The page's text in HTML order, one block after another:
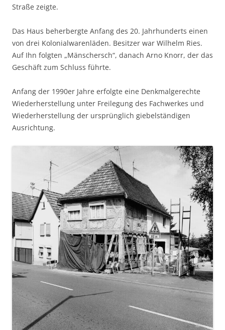
Straße zeigte.
Das Haus beherbergte Anfang des 20. Jahrhunderts einen
von drei Kolonialwarenläden. Besitzer war Wilhelm Ries.
Auf Ihn folgten „Mänschersch“, danach Arno Knorr, der das
Geschäft zum Schluss führte.
Anfang der 1990er Jahre erfolgte eine Denkmalgerechte
Wiederherstellung unter Freilegung des Fachwerkes und
Wiederherstellung der ursprünglich giebelständigen
Ausrichtung.